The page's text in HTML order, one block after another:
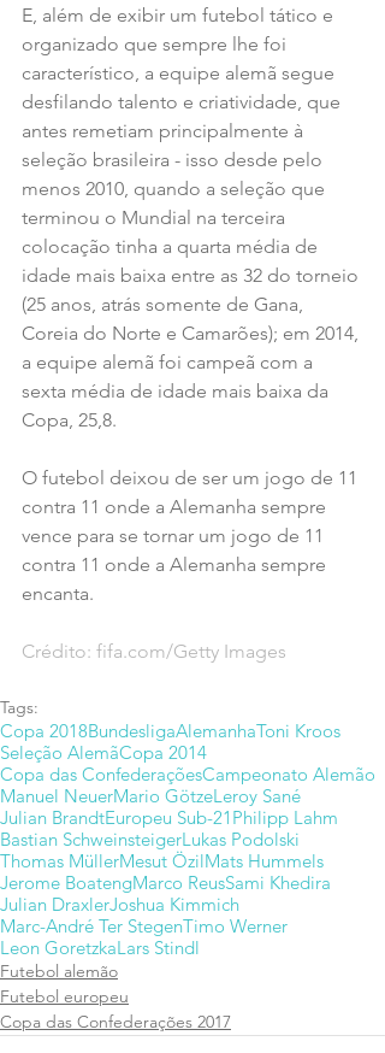
E, além de exibir um futebol tático e
organizado que sempre lhe foi
característico, a equipe alemã segue
desfilando talento e criatividade, que
antes remetiam principalmente à
seleção brasileira - isso desde pelo
menos 2010, quando a seleção que
terminou o Mundial na terceira
colocação tinha a quarta média de
idade mais baixa entre as 32 do torneio
(25 anos, atrás somente de Gana,
Coreia do Norte e Camarões); em 2014,
a equipe alemã foi campeã com a
sexta média de idade mais baixa da
Copa, 25,8.
O futebol deixou de ser um jogo de 11
contra 11 onde a Alemanha sempre
vence para se tornar um jogo de 11
contra 11 onde a Alemanha sempre
encanta.
Crédito: fifa.com/Getty Images
Tags:
Copa 2018BundesligaAlemanhaToni Kroos
Seleção AlemãCopa 2014
Copa das ConfederaçõesCampeonato Alemão
Manuel NeuerMario GötzeLeroy Sané
Julian BrandtEuropeu Sub-21 Philipp Lahm
Bastian SchweinsteigerLukas Podolski
Thomas MüllerMesut ÖzilMats Hummels
Jerome BoatengMarco ReusSami Khedira
Julian DraxlerJoshua Kimmich
Marc-André Ter StegenTimo Werner
Leon GoretzkaLars Stindl
Futebol alemão
Futebol europeu
Copa das Confederações 2017